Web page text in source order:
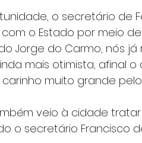
o secretário de
o Estado por meio
Jorge do Carmo, nós
mais otimista, afinal
muito grande pelo
veio à cidade
o secretário Francisco